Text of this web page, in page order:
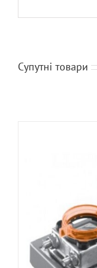
Супутні товари